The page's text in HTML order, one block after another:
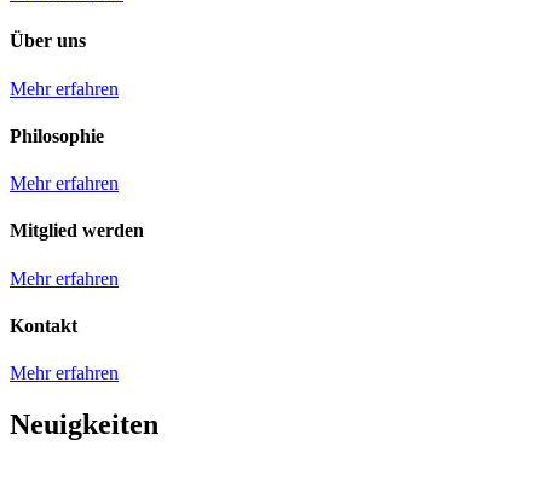
Über uns
Mehr erfahren
Philosophie
Mehr erfahren
Mitglied werden
Mehr erfahren
Kontakt
Mehr erfahren
Neuigkeiten